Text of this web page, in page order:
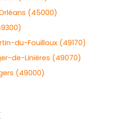
(45000)
du-Fouilloux (49170)
de-Linières (49070)
(49000)